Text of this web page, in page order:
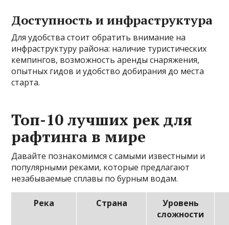
Доступность и инфраструктура
Для удобства стоит обратить внимание на
инфраструктуру района: наличие туристических
кемпингов, возможность аренды снаряжения,
опытных гидов и удобство добирания до места
старта.
Топ-10 лучших рек для
рафтинга в мире
Давайте познакомимся с самыми известными и
популярными реками, которые предлагают
незабываемые сплавы по бурным водам.
Река Страна
Уровень
сложности